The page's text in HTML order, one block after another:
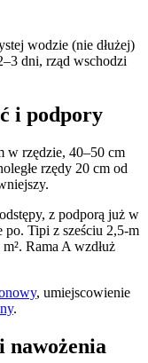
wodzie (nie dłużej)
dni, rząd wschodzi
i podpory
w rzędzie, 40–50 cm
rzędy 20 cm od
z podporą już w
po. Tipi z sześciu 2,5-m
Rama A wzdłuż
, umiejscowienie
.